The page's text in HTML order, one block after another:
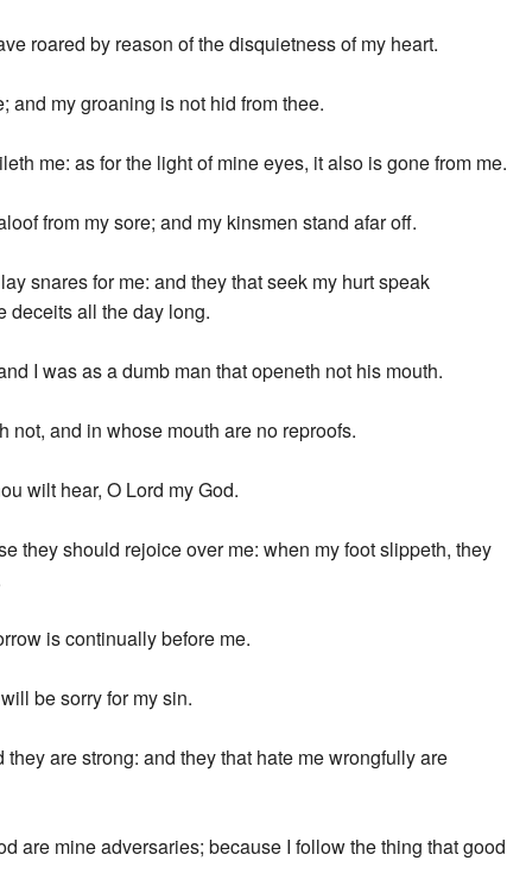
roared by reason of the disquietness of my heart.
and my groaning is not hid from thee.
me: as for the light of mine eyes, it also is gone from me.
from my sore; and my kinsmen stand afar off.
snares for me: and they that seek my hurt speak
deceits all the day long.
I was as a dumb man that openeth not his mouth.
not, and in whose mouth are no reproofs.
wilt hear, O Lord my God.
they should rejoice over me: when my foot slippeth, they
is continually before me.
be sorry for my sin.
are strong: and they that hate me wrongfully are
are mine adversaries; because I follow the thing that good